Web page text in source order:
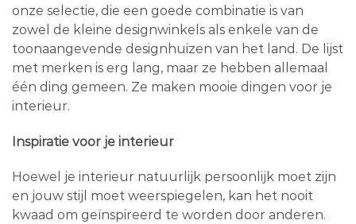
onze selectie, die een goede combinatie is van
zowel de kleine designwinkels als enkele van de
toonaangevende designhuizen van het land. De lijst
met merken is erg lang, maar ze hebben allemaal
één ding gemeen. Ze maken mooie dingen voor je
interieur.
Inspiratie voor je interieur
Hoewel je interieur natuurlijk persoonlijk moet zijn
en jouw stijl moet weerspiegelen, kan het nooit
kwaad om geïnspireerd te worden door anderen.